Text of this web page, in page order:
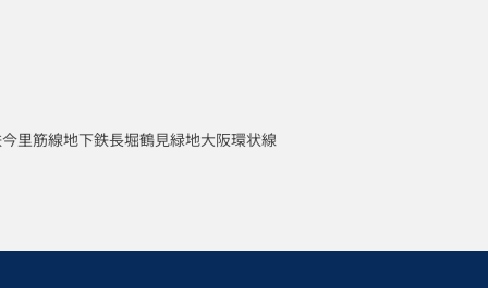
里筋線地下鉄長堀鶴見緑地大阪環状線